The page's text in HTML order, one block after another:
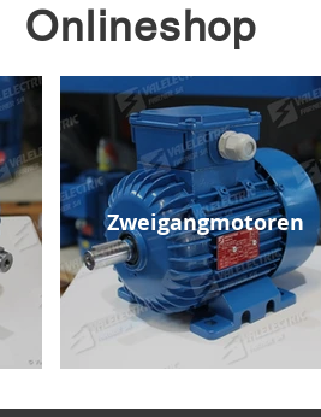
Onlineshop
Zweigangmotoren